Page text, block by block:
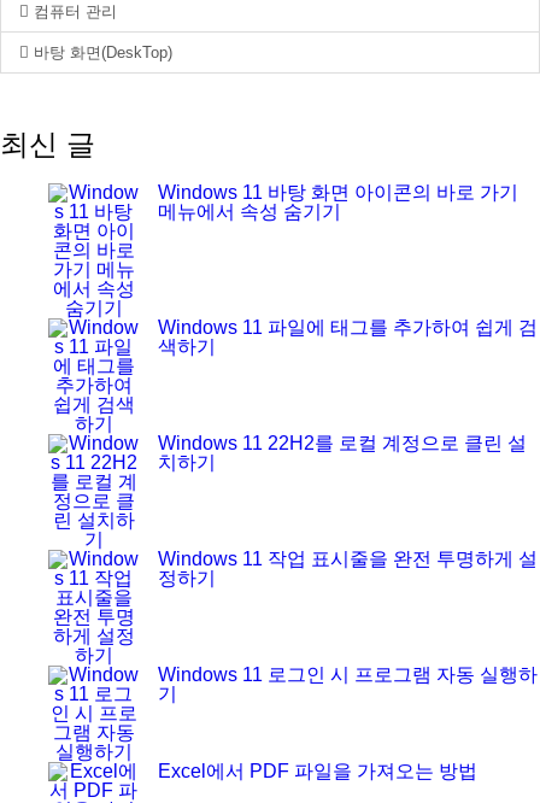
컴퓨터 관리
바탕 화면(DeskTop)
최신 글
Windows 11 바탕 화면 아이콘의 바로 가기
메뉴에서 속성 숨기기
Windows 11 파일에 태그를 추가하여 쉽게 검
색하기
Windows 11 22H2를 로컬 계정으로 클린 설
치하기
Windows 11 작업 표시줄을 완전 투명하게 설
정하기
Windows 11 로그인 시 프로그램 자동 실행하
기
Excel에서 PDF 파일을 가져오는 방법